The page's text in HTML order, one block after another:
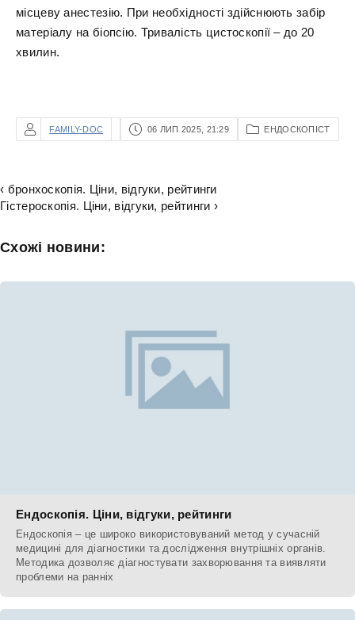
місцеву анестезію. При необхідності здійснюють забір
матеріалу на біопсію. Тривалість цистоскопії – до 20
хвилин.
FAMILY-DOC 06 ЛИП 2025, 21:29 ЕНДОСКОПІСТ
‹ бронхоскопія. Ціни, відгуки, рейтинги
Гістероскопія. Ціни, відгуки, рейтинги ›
Схожі новини:
Ендоскопія. Ціни, відгуки, рейтинги
Ендоскопія – це широко використовуваний метод у сучасній
медицині для діагностики та дослідження внутрішніх органів.
Методика дозволяє діагностувати захворювання та виявляти
проблеми на ранніх